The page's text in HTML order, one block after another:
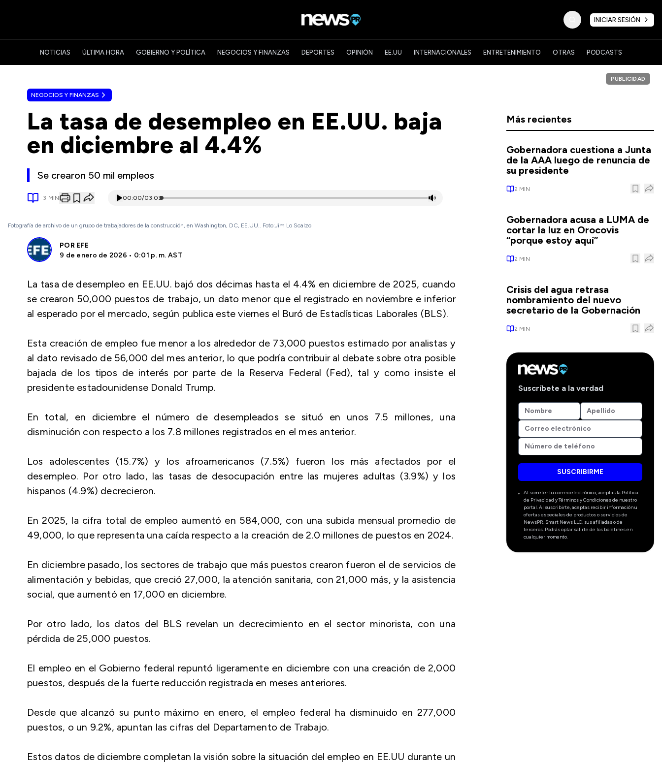
INICIAR SESIÓN
NOTICIAS ÚLTIMA HORA GOBIERNO Y POLÍTICA NEGOCIOS Y FINANZAS DEPORTES OPINIÓN EE.UU INTERNACIONALES ENTRETENIMIENTO OTRAS PODCASTS
NEGOCIOS Y FINANZAS
La tasa de desempleo en EE.UU. baja
en diciembre al 4.4%
Se crearon 50 mil empleos
3 MIN 00:00/03:03
Fotografía de archivo de un grupo de trabajadores de la construcción, en Washington, DC, EE.UU.. Foto:Jim Lo Scalzo
POR EFE
9 de enero de 2026 • 0:01 p. m. AST
La tasa de desempleo en EE.UU. bajó dos décimas hasta el 4.4% en diciembre de 2025, cuando
se crearon 50,000 puestos de trabajo, un dato menor que el registrado en noviembre e inferior
al esperado por el mercado, según publica este viernes el Buró de Estadísticas Laborales (BLS).
Esta creación de empleo fue menor a los alrededor de 73,000 puestos estimado por analistas y
al dato revisado de 56,000 del mes anterior, lo que podría contribuir al debate sobre otra posible
bajada de los tipos de interés por parte de la Reserva Federal (Fed), tal y como insiste el
presidente estadounidense Donald Trump.
En total, en diciembre el número de desempleados se situó en unos 7.5 millones, una
disminución con respecto a los 7.8 millones registrados en el mes anterior.
Los adolescentes (15.7%) y los afroamericanos (7.5%) fueron los más afectados por el
desempleo. Por otro lado, las tasas de desocupación entre las mujeres adultas (3.9%) y los
hispanos (4.9%) decrecieron.
En 2025, la cifra total de empleo aumentó en 584,000, con una subida mensual promedio de
49,000, lo que representa una caída respecto a la creación de 2.0 millones de puestos en 2024.
En diciembre pasado, los sectores de trabajo que más puestos crearon fueron el de servicios de
alimentación y bebidas, que creció 27,000, la atención sanitaria, con 21,000 más, y la asistencia
social, que aumentó en 17,000 en diciembre.
Por otro lado, los datos del BLS revelan un decrecimiento en el sector minorista, con una
pérdida de 25,000 puestos.
El empleo en el Gobierno federal repuntó ligeramente en diciembre con una creación de 2,000
puestos, después de la fuerte reducción registrada en meses anteriores.
Desde que alcanzó su punto máximo en enero, el empleo federal ha disminuido en 277,000
puestos, o un 9.2%, apuntan las cifras del Departamento de Trabajo.
Estos datos de diciembre completan la visión sobre la situación del empleo en EE.UU durante un
PUBLICIDAD
Más recientes
Gobernadora cuestiona a Junta
de la AAA luego de renuncia de
su presidente
2 MIN
Gobernadora acusa a LUMA de
cortar la luz en Orocovis
“porque estoy aquí”
2 MIN
Crisis del agua retrasa
nombramiento del nuevo
secretario de la Gobernación
2 MIN
Suscríbete a la verdad
SUSCRIBIRME
Al someter tu correo electrónico, aceptas la Política
de Privacidad y Términos y Condiciones de nuestro
portal. Al suscribirte, aceptas recibir información u
ofertas especiales de productos o servicios de
NewsPR, Smart News LLC, sus afiliadas o de
terceros. Podrás optar salirte de los boletines en
cualquier momento.